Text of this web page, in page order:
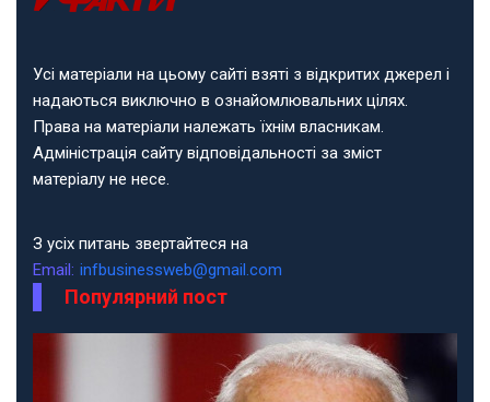
Усі матеріали на цьому сайті взяті з відкритих джерел і
надаються виключно в ознайомлювальних цілях.
Права на матеріали належать їхнім власникам.
Адміністрація сайту відповідальності за зміст
матеріалу не несе.
З усіх питань звертайтеся на
Email: infbusinessweb@gmail.com
Популярний пост